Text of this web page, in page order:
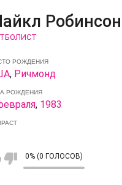
Робинсон
РОЖДЕНИЯ
, Ричмонд
РОЖДЕНИЯ
, 1983
0% (0 ГОЛОСОВ)